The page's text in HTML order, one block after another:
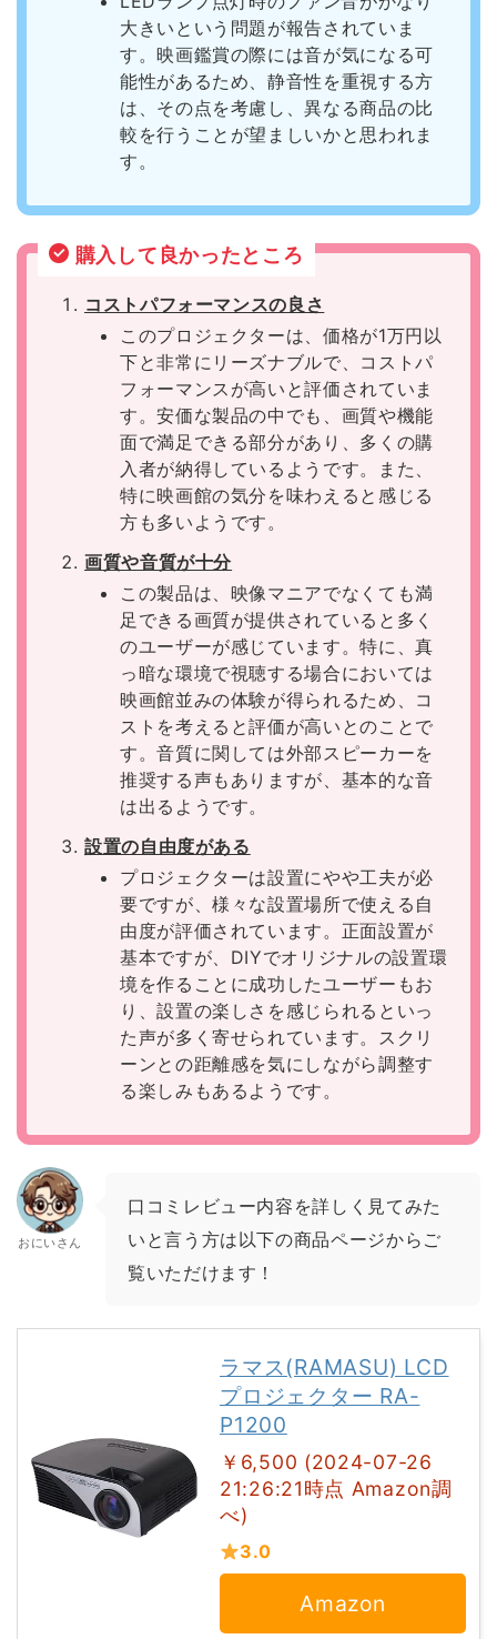
大きいという問題が報告されていま
す。映画鑑賞の際には音が気になる可
能性があるため、静音性を重視する方
は、その点を考慮し、異なる商品の比
較を行うことが望ましいかと思われま
す。
購入して良かったところ
コストパフォーマンスの良さ
このプロジェクターは、価格が1万円以
下と非常にリーズナブルで、コストパ
フォーマンスが高いと評価されていま
す。安価な製品の中でも、画質や機能
面で満足できる部分があり、多くの購
入者が納得しているようです。また、
特に映画館の気分を味わえると感じる
方も多いようです。
画質や音質が十分
この製品は、映像マニアでなくても満
足できる画質が提供されていると多く
のユーザーが感じています。特に、真
っ暗な環境で視聴する場合においては
映画館並みの体験が得られるため、コ
ストを考えると評価が高いとのことで
す。音質に関しては外部スピーカーを
推奨する声もありますが、基本的な音
は出るようです。
設置の自由度がある
プロジェクターは設置にやや工夫が必
要ですが、様々な設置場所で使える自
由度が評価されています。正面設置が
基本ですが、DIYでオリジナルの設置環
境を作ることに成功したユーザーもお
り、設置の楽しさを感じられるといっ
た声が多く寄せられています。スクリ
ーンとの距離感を気にしながら調整す
る楽しみもあるようです。
おにいさん
口コミレビュー内容を詳しく見てみた
いと言う方は以下の商品ページからご
覧いただけます！
ラマス(RAMASU) LCD
プロジェクター RA-
P1200
￥6,500 (2024-07-26
21:26:21時点 Amazon調
べ)
3.0
Amazon